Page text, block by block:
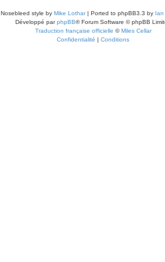
Nosebleed style by Mike Lothar| Ported to phpBB3.3 by Ian
Développé parphpBB® Forum Software © phpBB
Traduction française officielle ©Miles Cellar
Confidentialité | Conditions